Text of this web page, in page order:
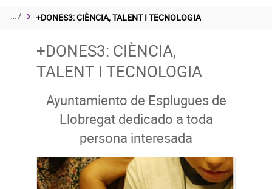
+DONES3: CIÈNCIA, TALENT I TECNOLOGIA
+DONES3: CIÈNCIA,
TALENT I TECNOLOGIA
Ayuntamiento de Esplugues de
Llobregat dedicado a toda
persona interesada